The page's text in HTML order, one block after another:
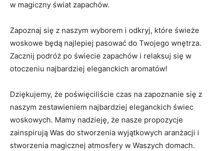
w magiczny świat zapachów.
Zapoznaj​ się z naszym wyborem i odkryj, które świeże
woskowe ⁤będą najlepiej⁣ pasować do Twojego⁣ wnętrza.
⁤Zacznij ⁤podróż po świecie zapachów i relaksuj się ‍w⁣
otoczeniu najbardziej eleganckich aromatów!
Dziękujemy, że poświęciliście ⁢czas na zapoznanie⁣ się ⁤z
naszym zestawieniem​ najbardziej eleganckich świec
woskowych. Mamy nadzieję, że nasze⁢ propozycje
⁣zainspirują Was do stworzenia wyjątkowych aranżacji ‌i
stworzenia ​magicznej atmosfery ⁤w​ Waszych domach.⁣